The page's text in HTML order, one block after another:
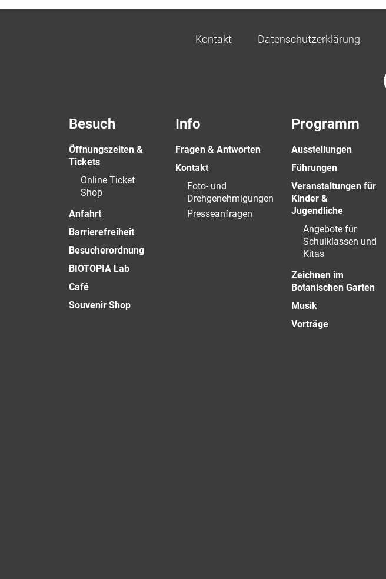
Kontakt Datenschutzerklärung
Besuch
Öffnungszeiten &
Tickets
Online Ticket
Shop
Anfahrt
Barrierefreiheit
Besucherordnung
BIOTOPIA Lab
Café
Souvenir Shop
Info
Fragen & Antworten
Kontakt
Foto- und
Drehgenehmigungen
Presseanfragen
Programm
Ausstellungen
Führungen
Veranstaltungen für
Kinder &
Jugendliche
Angebote für
Schulklassen und
Kitas
Zeichnen im
Botanischen Garten
Musik
Vorträge